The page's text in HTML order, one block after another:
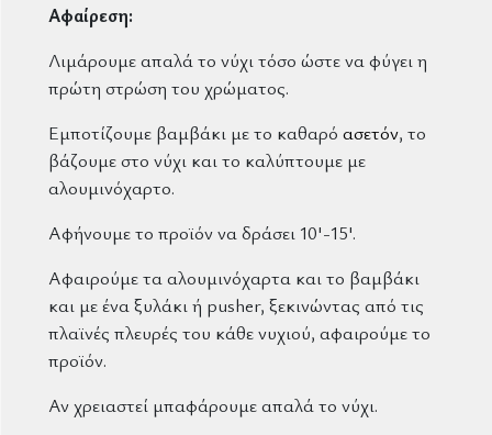
Αφαίρεση:
Λιμάρουμε απαλά το νύχι τόσο ώστε να φύγει η
πρώτη στρώση του χρώματος.
Εμποτίζουμε βαμβάκι με το καθαρό ασετόν, το
βάζουμε στο νύχι και το καλύπτουμε με
αλουμινόχαρτο.
Αφήνουμε το προϊόν να δράσει 10'-15'.
Αφαιρούμε τα αλουμινόχαρτα και το βαμβάκι
και με ένα ξυλάκι ή pusher, ξεκινώντας από τις
πλαϊνές πλευρές του κάθε νυχιού, αφαιρούμε το
προϊόν.
Αν χρειαστεί μπαφάρουμε απαλά το νύχι.